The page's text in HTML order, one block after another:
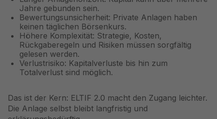
Jahre gebunden sein.
Bewertungsunsicherheit: Private Anlagen haben
keinen täglichen Börsenkurs.
Höhere Komplexität: Strategie, Kosten,
Rückgaberegeln und Risiken müssen sorgfältig
gelesen werden.
Verlustrisiko: Kapitalverluste bis hin zum
Totalverlust sind möglich.
Das ist der Kern: ELTIF 2.0 macht den Zugang leichter.
Die Anlage selbst bleibt langfristig und